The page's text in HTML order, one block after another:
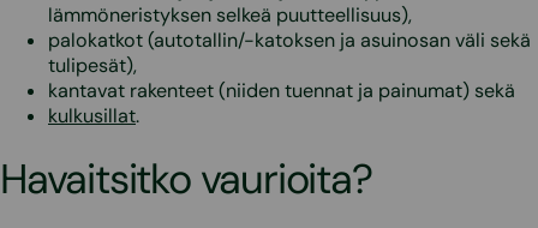
lämmöneristyksen selkeä puutteellisuus),
palokatkot (autotallin/-katoksen ja asuinosan väli sekä
tulipesät),
kantavat rakenteet (niiden tuennat ja painumat) sekä
kulkusillat.
Havaitsitko vaurioita?